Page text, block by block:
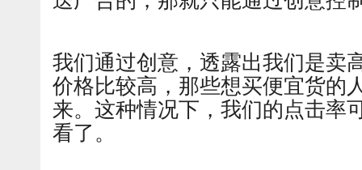
我们通过创意，透露出我们是卖
价格比较高，那些想买便宜货的
来。这种情况下，我们的点击率
看了。